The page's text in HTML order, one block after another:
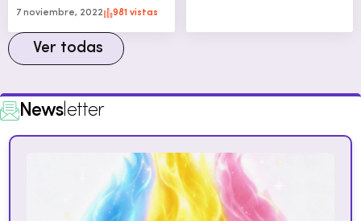
7 noviembre, 2022 981 vistas
Ver todas
Newsletter